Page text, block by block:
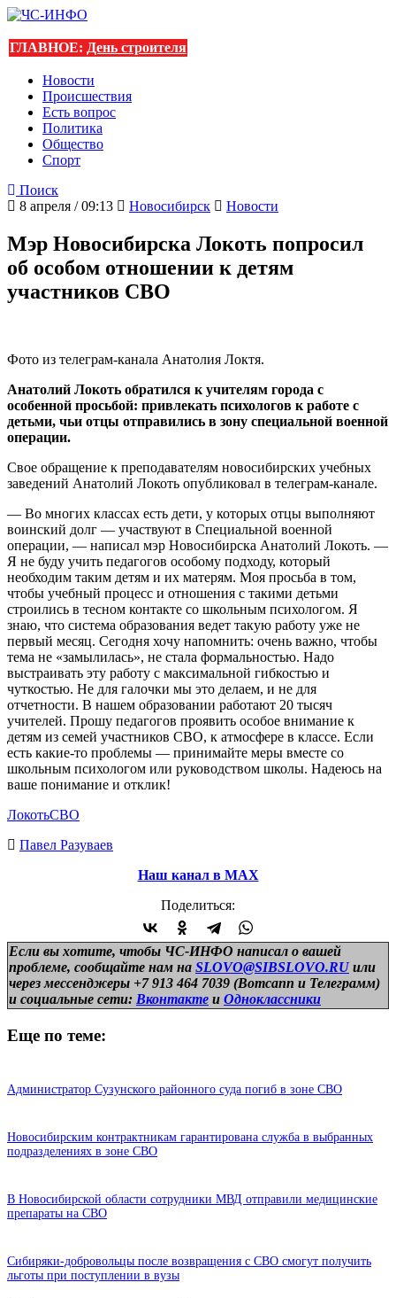
ГЛАВНОЕ: День строителя
Новости
Происшествия
Есть вопрос
Политика
Общество
Спорт
Поиск
8 апреля / 09:13
Новосибирск Новости
Мэр Новосибирска Локоть попросил
об особом отношении к детям
участников СВО
Фото из телеграм-канала Анатолия Локтя.
Анатолий Локоть обратился к учителям города с
особенной просьбой: привлекать психологов к работе с
детьми, чьи отцы отправились в зону специальной военной
операции.
Свое обращение к преподавателям новосибирских учебных
заведений Анатолий Локоть опубликовал в телеграм-канале.
— Во многих классах есть дети, у которых отцы выполняют
воинский долг — участвуют в Специальной военной
операции, — написал мэр Новосибирска Анатолий Локоть. —
Я не буду учить педагогов особому подходу, который
необходим таким детям и их матерям. Моя просьба в том,
чтобы учебный процесс и отношения с такими детьми
строились в тесном контакте со школьным психологом. Я
знаю, что система образования ведет такую работу уже не
первый месяц. Сегодня хочу напомнить: очень важно, чтобы
тема не «замылилась», не стала формальностью. Надо
выстраивать эту работу с максимальной гибкостью и
чуткостью. Не для галочки мы это делаем, и не для
отчетности. В нашем образовании работают 20 тысяч
учителей. Прошу педагогов проявить особое внимание к
детям из семей участников СВО, к атмосфере в классе. Если
есть какие-то проблемы — принимайте меры вместе со
школьным психологом или руководством школы. Надеюсь на
ваше понимание и отклик!
ЛокотьСВО
Павел Разуваев
Наш канал в МАХ
Поделиться:
Если вы хотите, чтобы ЧС-ИНФО написал о вашей
проблеме, сообщайте нам на SLOVO@SIBSLOVO.RU или
через мессенджеры +7 913 464 7039 (Вотсапп и Телеграмм)
и социальные сети: Вконтакте и Одноклассники
Еще по теме:
Администратор Сузунского районного суда погиб в зоне СВО
Новосибирским контрактникам гарантирована служба в выбранных
подразделениях в зоне СВО
В Новосибирской области сотрудники МВД отправили медицинские
препараты на СВО
Сибиряки-добровольцы после возвращения с СВО смогут получить
льготы при поступлении в вузы